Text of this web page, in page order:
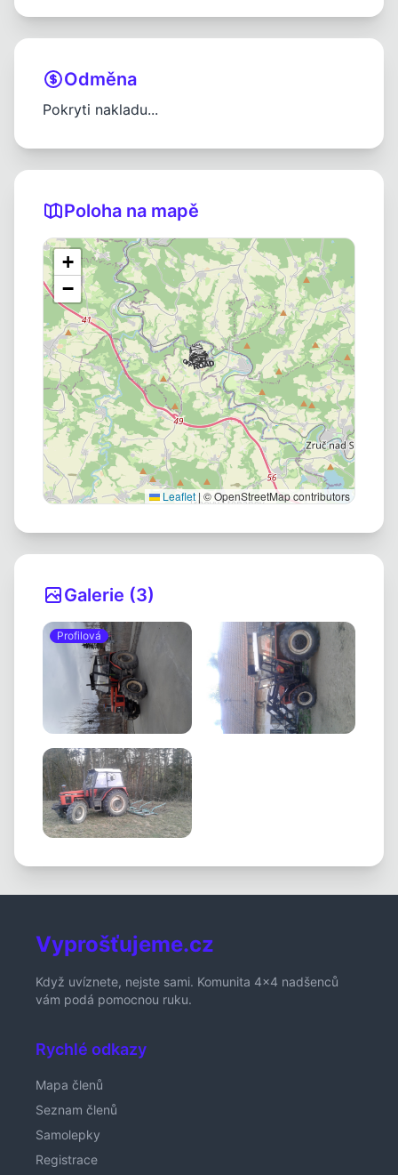
Odměna
Pokryti nakladu...
Poloha na mapě
+
−
Leaflet | © OpenStreetMap contributors
Galerie (3)
Profilová
Vyprošťujeme.cz
Když uvíznete, nejste sami. Komunita 4x4 nadšenců
vám podá pomocnou ruku.
Rychlé odkazy
Mapa členů
Seznam členů
Samolepky
Registrace